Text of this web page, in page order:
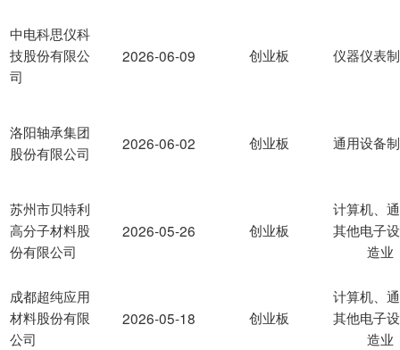
中电科思仪科
技股份有限公
司
洛阳轴承集团
股份有限公司
苏州市贝特利
高分子材料股
份有限公司
成都超纯应用
材料股份有限
公司
2026-06-09 创业板 仪器仪表
2026-06-02 创业板 通用设备
2026-05-26 创业板
计算机、
其他电子
造业
2026-05-18 创业板
计算机、
其他电子
造业